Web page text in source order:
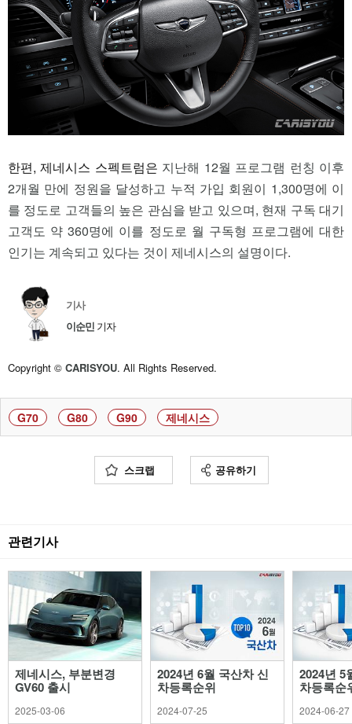
한편, 제네시스 스펙트럼은 지난해 12월 프로그램 런칭 이후
2개월 만에 정원을 달성하고 누적 가입 회원이 1,300명에 이
를 정도로 고객들의 높은 관심을 받고 있으며, 현재 구독 대기
고객도 약 360명에 이를 정도로 월 구독형 프로그램에 대한
인기는 계속되고 있다는 것이 제네시스의 설명이다.
기사
이순민 기자
Copyright © CARISYOU. All Rights Reserved.
G70 G80 G90 제네시스
스크랩 공유하기
관련기사
제네시스, 부분변경
GV60 출시
2025-03-06
2024년 6월 국산차 신
차등록순위
2024-07-25
2024년 5
차등록순
2024-06-27